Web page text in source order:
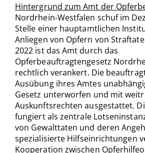
Hintergrund zum Amt der
Nordrhein-Westfalen schuf im
Stelle einer hauptamtlichen
Anliegen von Opfern von
2022 ist das Amt durch das
Opferbeauftragtengesetz
rechtlich verankert. Die
Ausübung ihres Amtes
Gesetz unterworfen und mit
Auskunftsrechten ausgestattet.
fungiert als zentrale
von Gewalttaten und deren
spezialisierte Hilfseinrichtungen
Kooperation zwischen